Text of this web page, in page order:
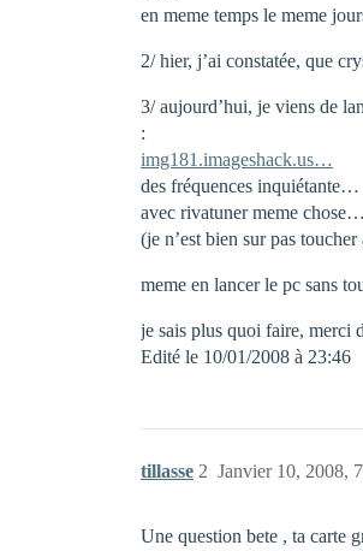
en meme temps le meme
2/ hier, j’ai constatée, que
3/ aujourd’hui, je viens de
:
img181.imageshack.us…
des fréquences inquiétante…
avec rivatuner meme
(je n’est bien sur pas
meme en lancer le pc sans
je sais plus quoi faire, merci
Edité le 10/01/2008 à 23:46
tillasse Janvier 10, 2008,
2
Une question bete , ta carte